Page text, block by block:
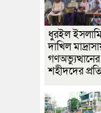
ধুরইল
দাখিল
শহীদদের